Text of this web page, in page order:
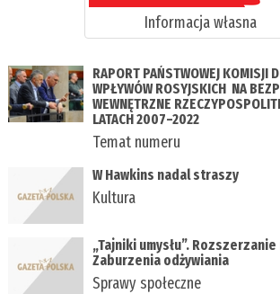
Informacja własna
RAPORT PAŃSTWOWEJ KOMISJI
WPŁYWÓW ROSYJSKICH NA
WEWNĘTRZNE
LATACH 2007–2022
Temat numeru
W Hawkins nadal straszy
Kultura
„Tajniki umysłu”.
Zaburzenia odżywiania
Sprawy społeczne